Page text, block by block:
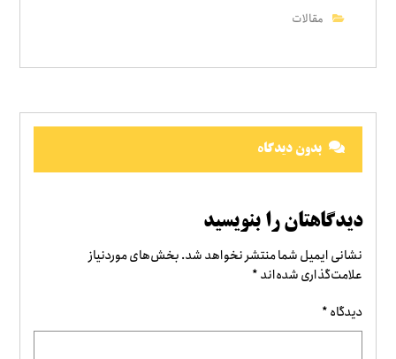
مقالات
بدون دیدگاه
دیدگاهتان را بنویسید
نشانی ایمیل شما منتشر نخواهد شد.بخش‌های موردنیاز
علامت‌گذاری شده‌اند*
دیدگاه*